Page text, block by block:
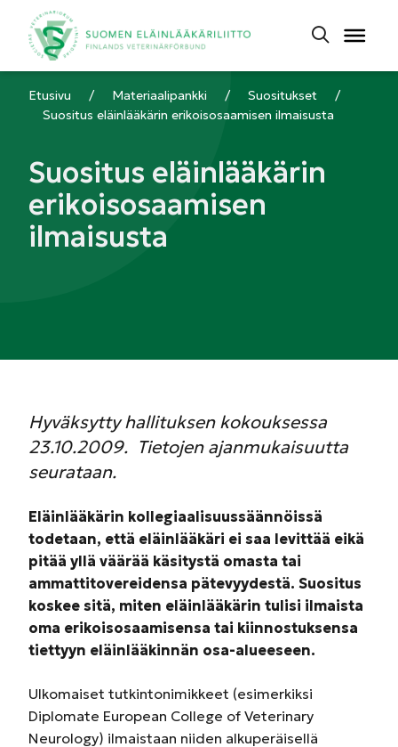
Etusivu / Materiaalipankki / Suositukset
/
Suositus eläinlääkärin erikoisosaamisen ilmaisusta
Suositus eläinlääkärin
erikoisosaamisen
ilmaisusta
Hyväksytty hallituksen kokouksessa
23.10.2009. Tietojen ajanmukaisuutta
seurataan.
Eläinlääkärin kollegiaalisuussäännöissä
todetaan, että eläinlääkäri ei saa levittää eikä
pitää yllä väärää käsitystä omasta tai
ammattitovereidensa pätevyydestä. Suositus
koskee sitä, miten eläinlääkärin tulisi ilmaista
oma erikoisosaamisensa tai kiinnostuksensa
tiettyyn eläinlääkinnän osa-alueeseen.
Ulkomaiset tutkintonimikkeet (esimerkiksi
Diplomate European College of Veterinary
Neurology) ilmaistaan niiden alkuperäisellä